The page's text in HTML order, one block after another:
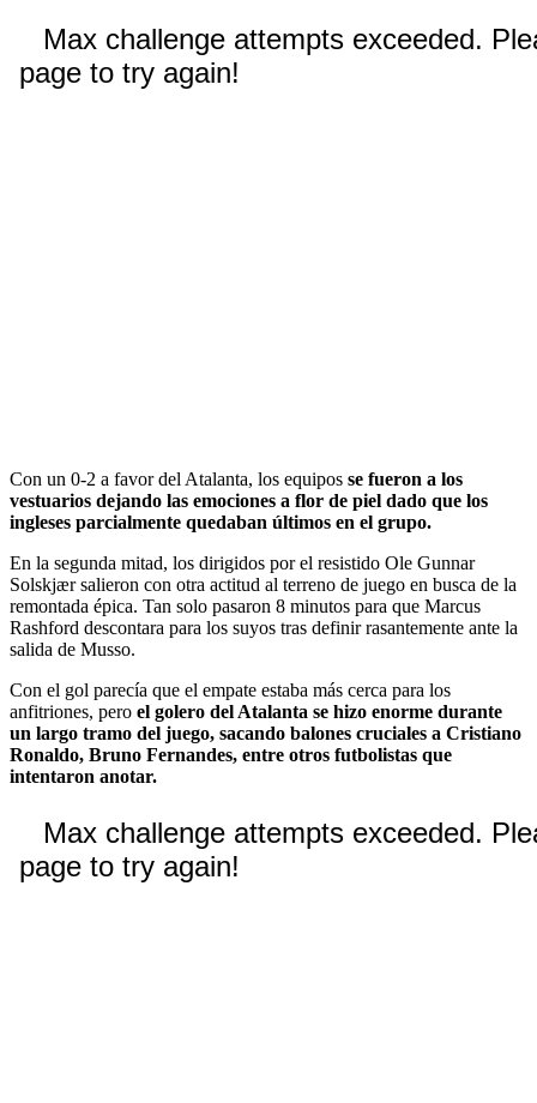
Con un 0-2 a favor del Atalanta, los equipos se fueron a los
vestuarios dejando las emociones a flor de piel dado que los
ingleses parcialmente quedaban últimos en el grupo.
En la segunda mitad, los dirigidos por el resistido Ole Gunnar
Solskjær salieron con otra actitud al terreno de juego en busca de la
remontada épica. Tan solo pasaron 8 minutos para que Marcus
Rashford descontara para los suyos tras definir rasantemente ante la
salida de Musso.
Con el gol parecía que el empate estaba más cerca para los
anfitriones, pero el golero del Atalanta se hizo enorme durante
un largo tramo del juego, sacando balones cruciales a Cristiano
Ronaldo, Bruno Fernandes, entre otros futbolistas que
intentaron anotar.